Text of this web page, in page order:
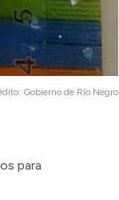
Gobierno de Río Negro
para